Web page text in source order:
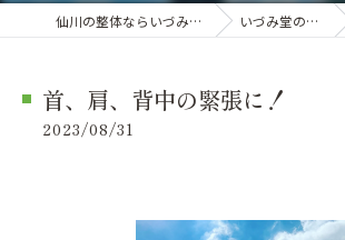
仙川の整体ならいづみ堂整体院 いづみ堂のブログ
首、肩、背中の緊張に！
2023/08/31